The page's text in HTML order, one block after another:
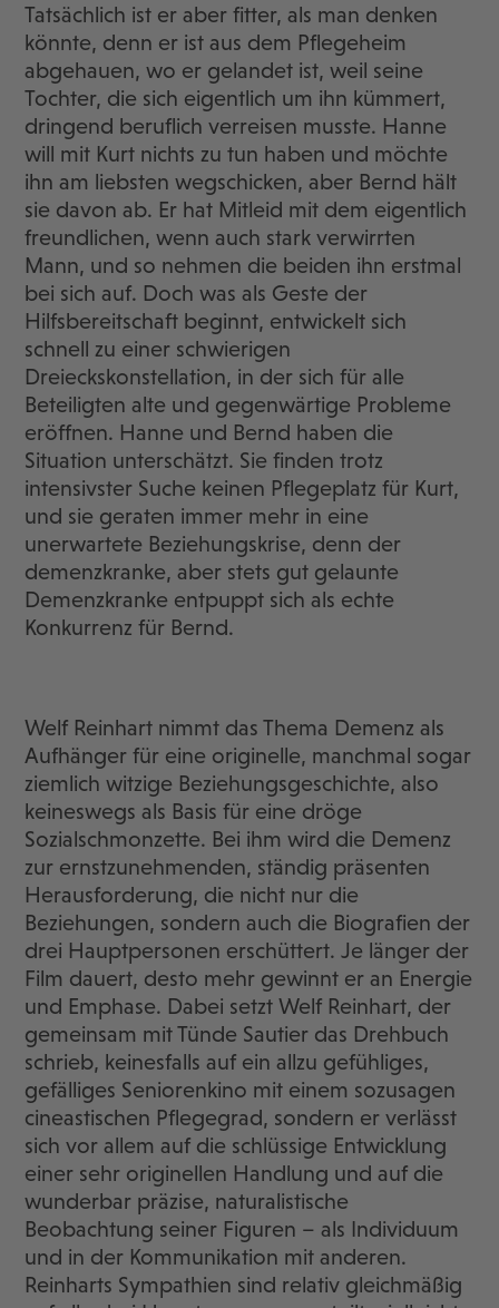
Tatsächlich ist er aber fitter, als man denken
könnte, denn er ist aus dem Pflegeheim
abgehauen, wo er gelandet ist, weil seine
Tochter, die sich eigentlich um ihn kümmert,
dringend beruflich verreisen musste. Hanne
will mit Kurt nichts zu tun haben und möchte
ihn am liebsten wegschicken, aber Bernd hält
sie davon ab. Er hat Mitleid mit dem eigentlich
freundlichen, wenn auch stark verwirrten
Mann, und so nehmen die beiden ihn erstmal
bei sich auf. Doch was als Geste der
Hilfsbereitschaft beginnt, entwickelt sich
schnell zu einer schwierigen
Dreieckskonstellation, in der sich für alle
Beteiligten alte und gegenwärtige Probleme
eröffnen. Hanne und Bernd haben die
Situation unterschätzt. Sie finden trotz
intensivster Suche keinen Pflegeplatz für Kurt,
und sie geraten immer mehr in eine
unerwartete Beziehungskrise, denn der
demenzkranke, aber stets gut gelaunte
Demenzkranke entpuppt sich als echte
Konkurrenz für Bernd.
Welf Reinhart nimmt das Thema Demenz als
Aufhänger für eine originelle, manchmal sogar
ziemlich witzige Beziehungsgeschichte, also
keineswegs als Basis für eine dröge
Sozialschmonzette. Bei ihm wird die Demenz
zur ernstzunehmenden, ständig präsenten
Herausforderung, die nicht nur die
Beziehungen, sondern auch die Biografien der
drei Hauptpersonen erschüttert. Je länger der
Film dauert, desto mehr gewinnt er an Energie
und Emphase. Dabei setzt Welf Reinhart, der
gemeinsam mit Tünde Sautier das Drehbuch
schrieb, keinesfalls auf ein allzu gefühliges,
gefälliges Seniorenkino mit einem sozusagen
cineastischen Pflegegrad, sondern er verlässt
sich vor allem auf die schlüssige Entwicklung
einer sehr originellen Handlung und auf die
wunderbar präzise, naturalistische
Beobachtung seiner Figuren – als Individuum
und in der Kommunikation mit anderen.
Reinharts Sympathien sind relativ gleichmäßig